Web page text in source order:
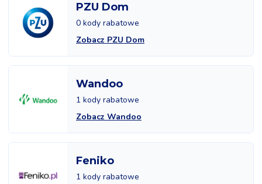
PZU Dom
0 kody rabatowe
Zobacz PZU Dom
Wandoo
1 kody rabatowe
Zobacz Wandoo
Feniko
1 kody rabatowe